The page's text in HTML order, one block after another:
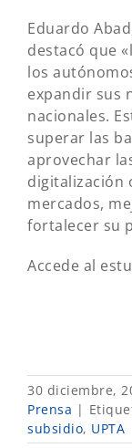
Eduardo
destacó que
los
expandir sus
nacionales.
superar las
aprovechar
digitalización
mercados,
fortalecer su
Accede al
30 diciembre,
Prensa |
subsidio, UPTA